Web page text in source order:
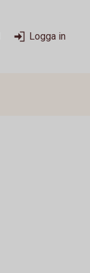
Logga in